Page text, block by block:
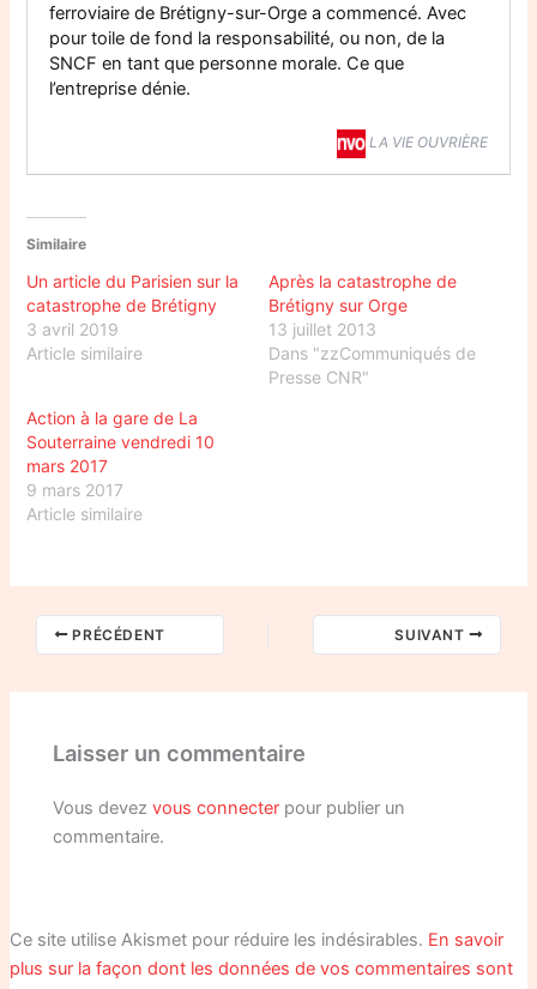
ferroviaire de Brétigny-sur-Orge a commencé. Avec
pour toile de fond la responsabilité, ou non, de la
SNCF en tant que personne morale. Ce que
l’entreprise dénie.
LA VIE OUVRIÈRE
Similaire
Un article du Parisien sur la
catastrophe de Brétigny
3 avril 2019
Article similaire
Après la catastrophe de
Brétigny sur Orge
13 juillet 2013
Dans "zzCommuniqués de
Presse CNR"
Action à la gare de La
Souterraine vendredi 10
mars 2017
9 mars 2017
Article similaire
PRÉCÉDENT SUIVANT
Laisser un commentaire
Vous devezvous connecter pour publier un
commentaire.
Ce site utilise Akismet pour réduire les indésirables. En savoir
plus sur la façon dont les données de vos commentaires sont